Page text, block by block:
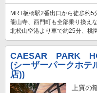
MRT板橋駅2番出口から徒歩約5
龍山寺、西門町も全部乗り換え
北松山空港より車で約25分、桃
CAESAR PARK
(シーザーパークホテ
店))
上質の